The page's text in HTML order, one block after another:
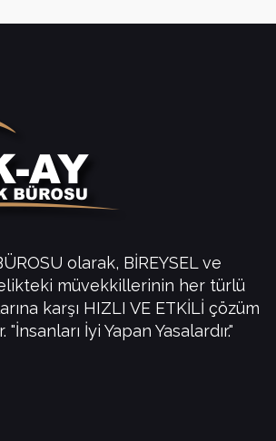
olarak, BİREYSEL ve
müvekkillerinin her türlü
karşı HIZLI VE ETKİLİ çözüm
"İnsanları İyi Yapan Yasalardır."